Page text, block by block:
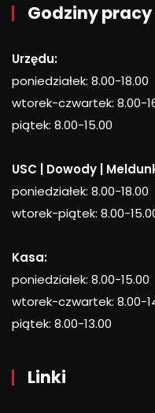
Godziny pracy
Urzędu:
poniedziałek: 8.00-18.00
wtorek-czwartek: 8.00-
piątek: 8.00-15.00
USC | Dowody |
poniedziałek: 8.00-18.00
wtorek-piątek: 8.00-
Kasa:
poniedziałek: 8.00-15.00
wtorek-czwartek: 8.00-
piątek: 8.00-13.00
Linki